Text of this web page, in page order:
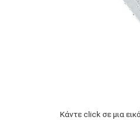
Κάντε click σε μια